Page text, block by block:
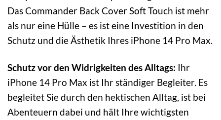
Das Commander Back Cover Soft Touch ist mehr
als nur eine Hülle – es ist eine Investition in den
Schutz und die Ästhetik Ihres iPhone 14 Pro Max.
Schutz vor den Widrigkeiten des Alltags: Ihr
iPhone 14 Pro Max ist Ihr ständiger Begleiter. Es
begleitet Sie durch den hektischen Alltag, ist bei
Abenteuern dabei und hält Ihre wichtigsten